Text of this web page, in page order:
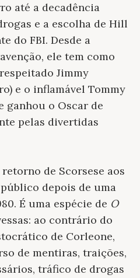
até a decadência
e a escolha de Hill
do FBI. Desde a
ele tem como
Jimmy
e o inflamável Tommy
ganhou o Oscar de
pelas divertidas
de Scorsese aos
depois de uma
É uma espécie de O
ao contrário do
de Corleone,
de mentiras, traições,
tráfico de drogas